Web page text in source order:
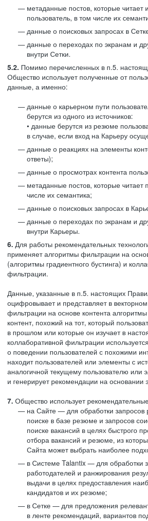
метаданные постов, которые читает
пользователь, в том числе их
данные о поисковых запросах в
данные о переходах по экранам и
внутри Сетки.
5.2. Помимо перечисленных в п.5.
Общество использует полученные от
данные, а именно:
данные о карьерном пути
берутся из одного из источников:
• данные берутся из резюме
в случае, если вход на Карьеру
данные о реакциях на элементы
ответы);
данные о просмотрах контента
метаданные постов, которые читает
числе их семантика;
данные о поисковых запросах в
данные о переходах по экранам и
внутри Карьеры.
6. Для работы рекомендательных
применяет алгоритмы фильтрации на
(алгоритмы градиентного бустинга) и
фильтрации.
Данные, указанные в п.5. настоящих
оцифровывает и представляет в
фильтрации на основе контента
контент, похожий на тот, который
в прошлом или которые он изучает в
коллаборативной фильтрации
о поведении пользователей с похожими
находит пользователей или элементы с
аналогичной текущему пользователю или
и генерирует рекомендации на основании
7. Общество использует
на Сайте — для обработки запросов
поиске в базе резюме и запросов
поиске вакансий в целях быстрого
отбора вакансий и резюме, из
Сайта может выбрать наиболее
в Системе Talantix — для обработки
работодателей и ранжирования
выдачи в целях предоставления
кандидатов и их резюме;
в Сетке — для предложения
в ленте рекомендаций, вариантов